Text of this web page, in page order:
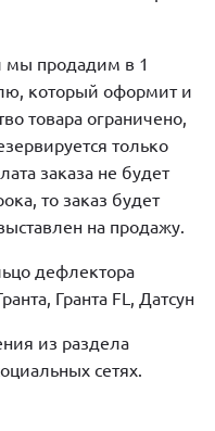
мы продадим в 1
который оформит и
товара ограничено,
только
заказа не будет
то заказ будет
на продажу.
дефлектора
Гранта FL, Датсун
из раздела
сетях.